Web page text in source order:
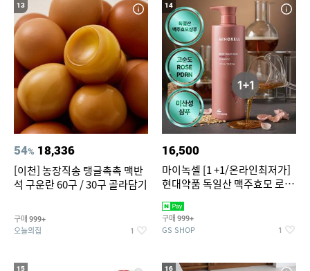
13
54% 18,336
[이천] 농장직송 탱글촉촉 맥반
석 구운란 60구 / 30구 골라담기
구매 999+
오늘의집 1
14
16,500
마이녹셀 [1 +1/온라인최저가]
현대약품 독일산 맥주효모 로즈
1000ml (정가 100,000원)
구매 999+
GS SHOP 1
15 16